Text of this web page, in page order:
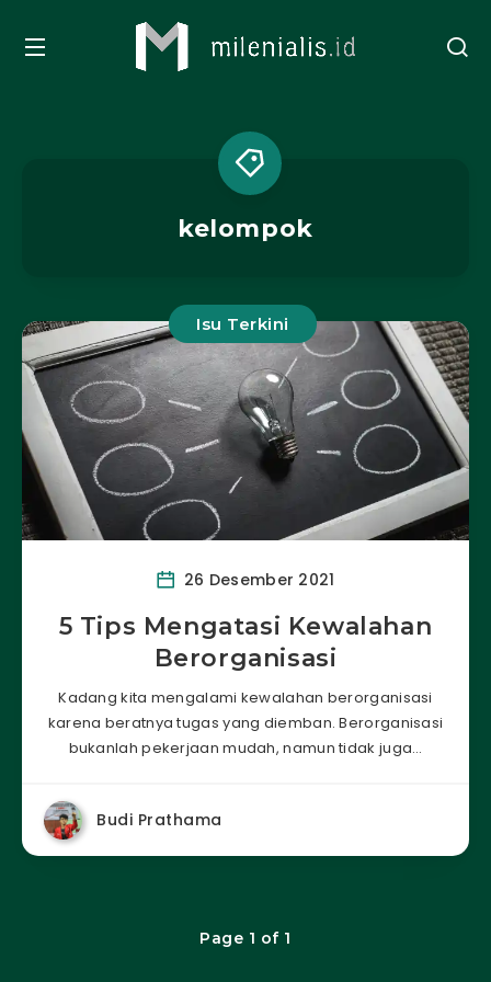
kelompok
Isu Terkini
26 Desember 2021
5 Tips Mengatasi Kewalahan
Berorganisasi
Kadang kita mengalami kewalahan berorganisasi
karena beratnya tugas yang diemban. Berorganisasi
bukanlah pekerjaan mudah, namun tidak juga…
Budi Prathama
Page 1 of 1